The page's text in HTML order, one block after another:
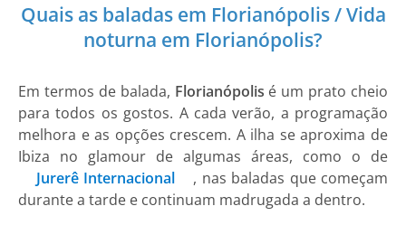
Quais as baladas em Florianópolis / Vida
noturna em Florianópolis?
Em termos de balada, Florianópolis é um prato cheio
para todos os gostos. A cada verão, a programação
melhora e as opções crescem. A ilha se aproxima de
Ibiza no glamour de algumas áreas, como o de
Jurerê Internacional
, nas baladas que começam
durante a tarde e continuam madrugada a dentro.